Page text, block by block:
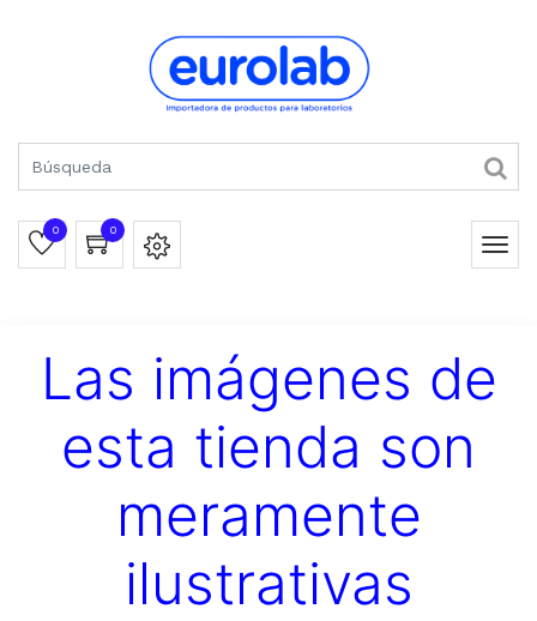
0 0
Las imágenes de
esta tienda son
meramente
ilustrativas